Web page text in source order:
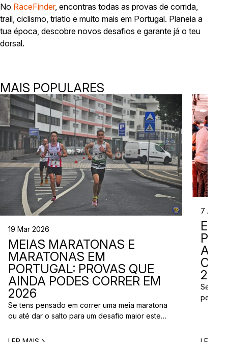
No RaceFinder, encontras todas as provas de corrida,
trail, ciclismo, triatlo e muito mais em Portugal. Planeia a
tua época, descobre novos desafios e garante já o teu
dorsal.
MAIS POPULARES
19 Mar 2026
MEIAS MARATONAS E
MARATONAS EM
PORTUGAL: PROVAS QUE
AINDA PODES CORRER EM
2026
Se tens pensado em correr uma meia maratona
ou até dar o salto para um desafio maior este
planear. Entre a primavera e o verão, o
7 Abr
Se
perto